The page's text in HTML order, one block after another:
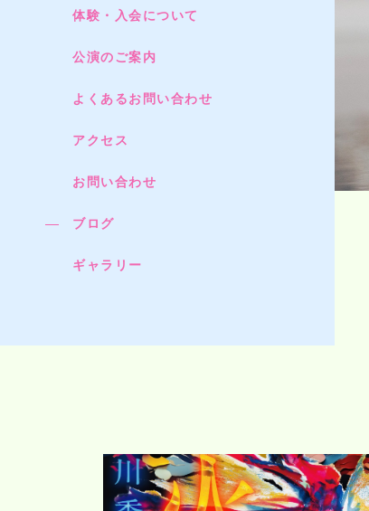
体験・入会について
公演のご案内
よくあるお問い合わせ
アクセス
お問い合わせ
ブログ
ギャラリー